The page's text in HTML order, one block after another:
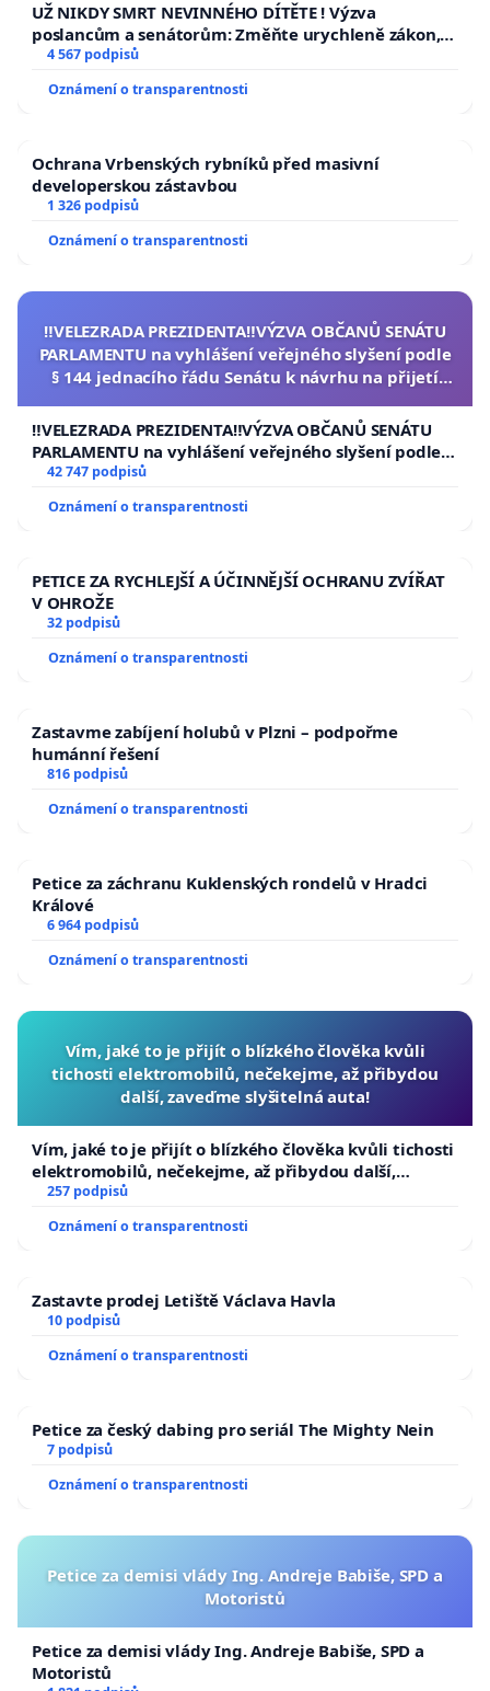
UŽ NIKDY SMRT NEVINNÉHO DÍTĚTE ! Výzva
poslancům a senátorům: Změňte urychleně zákon,
aby se tragédie malé Viktorky už nemohla opakovat!
4 567 podpisů
Oznámení o transparentnosti
Ochrana Vrbenských rybníků před masivní
developerskou zástavbou
1 326 podpisů
Oznámení o transparentnosti
‼️VELEZRADA PREZIDENTA‼️VÝZVA OBČANŮ SENÁTU
PARLAMENTU na vyhlášení veřejného slyšení podle
§ 144 jednacího řádu Senátu k návrhu na přijetí
republiky
‼️VELEZRADA PREZIDENTA‼️VÝZVA OBČANŮ SENÁTU
PARLAMENTU na vyhlášení veřejného slyšení podle §
144 jednacího řádu Senátu k návrhu na přijetí
usnesení k podání ústavní žaloby na prezidenta
republiky
42 747 podpisů
Oznámení o transparentnosti
PETICE ZA RYCHLEJŠÍ A ÚČINNĚJŠÍ OCHRANU ZVÍŘAT
V OHROŽE
32 podpisů
Oznámení o transparentnosti
Zastavme zabíjení holubů v Plzni – podpořme
humánní řešení
816 podpisů
Oznámení o transparentnosti
Petice za záchranu Kuklenských rondelů v Hradci
Králové
6 964 podpisů
Oznámení o transparentnosti
Vím, jaké to je přijít o blízkého člověka kvůli
tichosti elektromobilů, nečekejme, až přibydou
další, zaveďme slyšitelná auta!
Vím, jaké to je přijít o blízkého člověka kvůli tichosti
elektromobilů, nečekejme, až přibydou další,
zaveďme slyšitelná auta!
257 podpisů
Oznámení o transparentnosti
Zastavte prodej Letiště Václava Havla
10 podpisů
Oznámení o transparentnosti
Petice za český dabing pro seriál The Mighty Nein
7 podpisů
Oznámení o transparentnosti
Petice za demisi vlády Ing. Andreje Babiše, SPD a
Motoristů
Petice za demisi vlády Ing. Andreje Babiše, SPD a
Motoristů